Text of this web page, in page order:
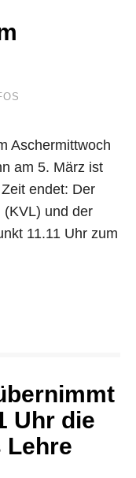
Aschermittwoch
am 5. März ist
endet: Der
(KVL) und der
11.11 Uhr zum
Uhr die
Lehre